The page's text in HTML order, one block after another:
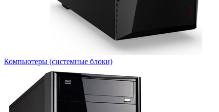
Компьютеры (системные блоки)